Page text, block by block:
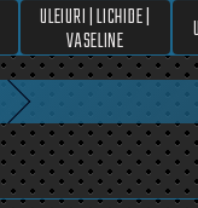
ULEIURI | LICHIDE |
VASELINE